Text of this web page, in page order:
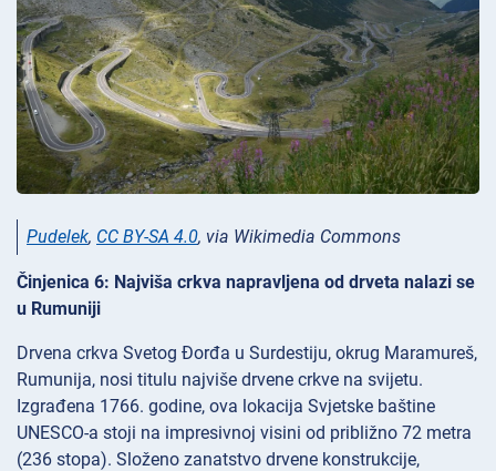
Pudelek, CC BY-SA 4.0, via Wikimedia Commons
Činjenica 6: Najviša crkva napravljena od drveta nalazi se
u Rumuniji
Drvena crkva Svetog Đorđa u Surdestiju, okrug Maramureš,
Rumunija, nosi titulu najviše drvene crkve na svijetu.
Izgrađena 1766. godine, ova lokacija Svjetske baštine
UNESCO-a stoji na impresivnoj visini od približno 72 metra
(236 stopa). Složeno zanatstvo drvene konstrukcije,